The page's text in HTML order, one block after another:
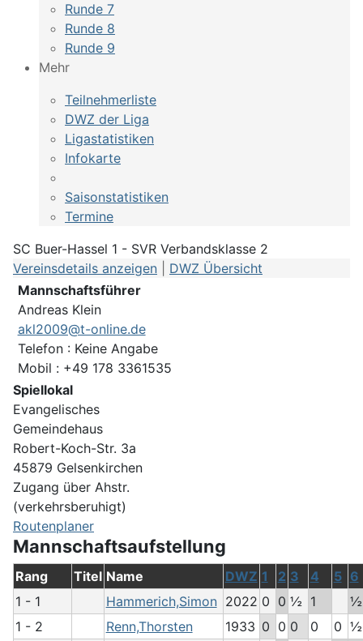
Runde 7
Runde 8
Runde 9
Mehr
Teilnehmerliste
DWZ der Liga
Ligastatistiken
Infokarte
Saisonstatistiken
Termine
SC Buer-Hassel 1 - SVR Verbandsklasse 2
Vereinsdetails anzeigen
DWZ Übersicht
Mannschaftsführer
Andreas Klein
akl2009@t-online.de
Telefon : Keine Angabe
Mobil : +49 178 3361535
Spiellokal
Evangelisches
Gemeindehaus
Robert-Koch-Str. 3a
45879 Gelsenkirchen
Zugang über Ahstr.
(verkehrsberuhigt)
Routenplaner
Mannschaftsaufstellung
Rang Titel Name DWZ 1 2 3 4 5 6
1 - 1
Hammerich,Simon 2022 0 0 ½ 1
½
1 - 2
Renn,Thorsten 1933 0 0 0 0 0 ½